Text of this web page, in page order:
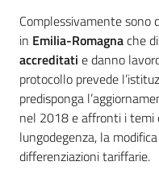
Complessivamente sono
in Emilia-Romagnache
accreditati e danno
protocollo prevede
predisponga
nel 2018 e affronti i temi
lungodegenza, la
differenziazioni tariffarie.